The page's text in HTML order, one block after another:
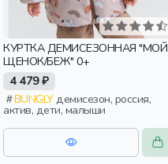
КУРТКА ДЕМИСЕЗОННАЯ "МОЙ
ЩЕНОК/БЕЖ" 0+
4 479 ₽
BUNGLYдемисезон, россия,
актив, дети, малыши